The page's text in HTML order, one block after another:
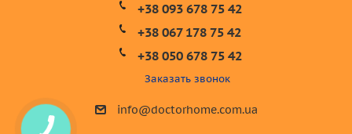
+38 093 678 75 42
+38 067 178 75 42
+38 050 678 75 42
Заказать звонок
info@doctorhome.com.ua